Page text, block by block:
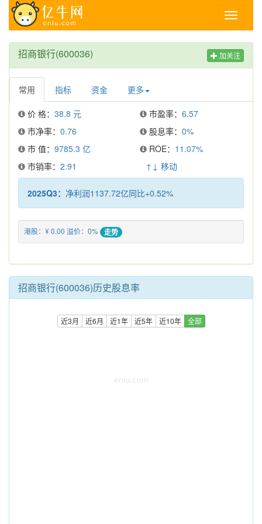
Toggle
招商银行(600036) 加关注
常用 指标 资金 更多
价 格： 38.8 元 市盈率： 6.57
市净率： 0.76 股息率： 0%
市 值： 9785.3 亿 ROE： 11.07%
市销率： 2.91 ↑↓ 移动
2025Q3： 净利润1137.72亿同比+0.52%
港股：¥ 0.00 溢价：0% 走势
招商银行(600036)历史股息率
近3月 近6月 近1年 近5年 近10年 全部